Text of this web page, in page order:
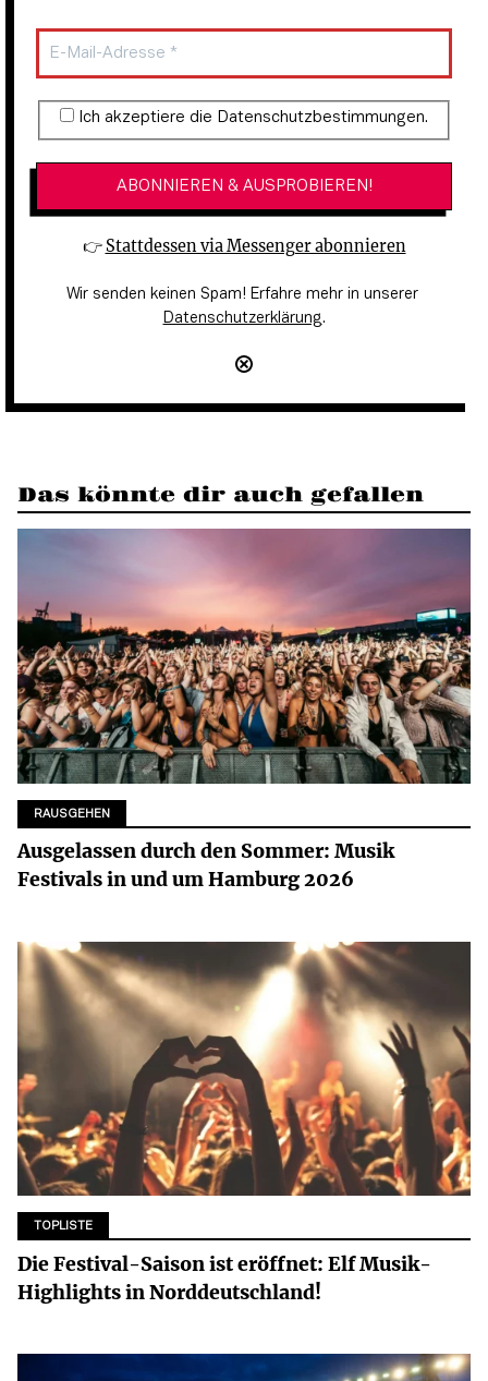
Newsletter-Anmeldung
Ich akzeptiere die Datenschutzbestimmungen.
👉 Stattdessen via Messenger abonnieren
Wir senden keinen Spam! Erfahre mehr in unserer
Datenschutzerklärung.
Das könnte dir auch gefallen
RAUSGEHEN
Ausgelassen durch den Sommer: Musik
Festivals in und um Hamburg 2026
TOPLISTE
Die Festival-Saison ist eröffnet: Elf Musik-
Highlights in Norddeutschland!